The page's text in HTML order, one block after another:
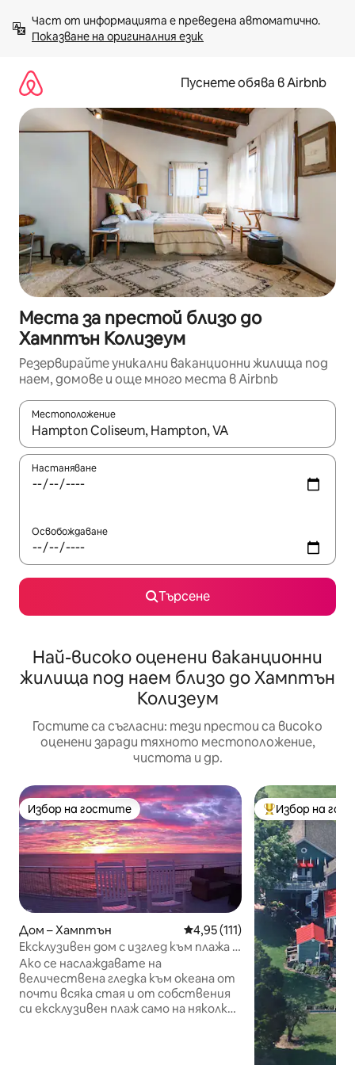
към
съдържанието
Показване на оригиналния език
Пуснете обява в Airbnb
Места за престой близо до
Хамптън Колизеум
Резервирайте уникални ваканционни жилища под
наем, домове и още много места в Airbnb
Местоположение
Когато резултатите се покажат, използвайте
Настаняване
Освобождаване
Търсене
Най-високо оценени ваканционни
жилища под наем близо до Хамптън
Колизеум
Гостите са съгласни: тези престои са високо
оценени заради тяхното местоположение,
чистота и др.
Избор на гостите
Избор на гостите
Дом – Хамптън Средна оценка: 4,95 от 5,
4,95 (111)
Ексклузивен дом с изглед към плажа с
180° изглед и хидромасажна вана!
Ако се наслаждавате на
величествена гледка към океана от
почти всяка стая и от собствения
си ексклузивен плаж само на няколко
Най-популярен
Избор на